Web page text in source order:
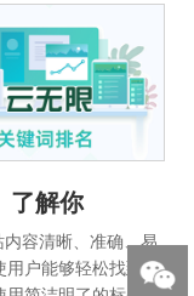
了解你
容清晰、准确、易
用户能够轻松找到所